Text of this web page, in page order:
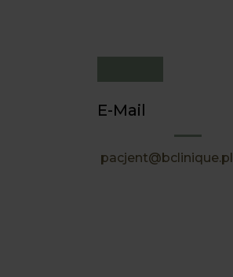
E-Mail
pacjent@bclinique.pl